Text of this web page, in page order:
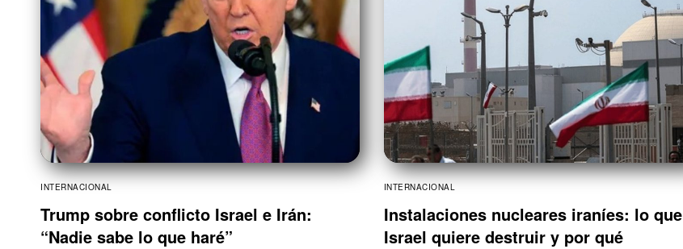
INTERNACIONAL
Trump sobre conflicto Israel e Irán:
“Nadie sabe lo que haré”
INTERNACIONAL
Instalaciones nucleares iraníes: lo que
Israel quiere destruir y por qué